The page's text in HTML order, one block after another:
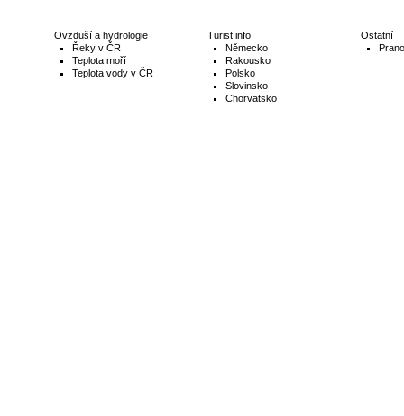
Ovzduší a hydrologie
Řeky v ČR
Teplota moří
Teplota vody v ČR
Turist info
Německo
Rakousko
Polsko
Slovinsko
Chorvatsko
Ostatní